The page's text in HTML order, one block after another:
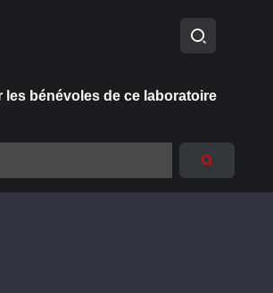
bénévoles de ce laboratoire